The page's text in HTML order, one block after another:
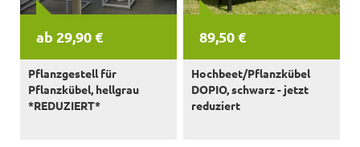
ab 29,90 €
Pflanzgestell für
Pflanzkübel, hellgrau
*REDUZIERT*
89,50 €
Hochbeet/Pflanzkübel
DOPIO, schwarz - jetzt
reduziert